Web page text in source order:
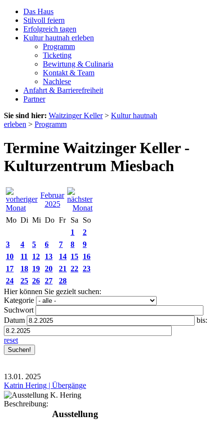
Das Haus
Stilvoll feiern
Erfolgreich tagen
Kultur hautnah erleben
Programm
Ticketing
Bewirtung & Culinaria
Kontakt & Team
Nachlese
Anfahrt & Barrierefreiheit
Partner
Sie sind hier: Waitzinger Keller> Kultur hautnah
erleben > Programm
Termine Waitzinger Keller -
Kulturzentrum Miesbach
Februar
2025
Mo Di Mi Do Fr Sa So
1
2
3
4 5 6 7 8
9
10
11 12 13 14 15 16
17
18 19 20 21 22 23
24
25 26 27
28
Hier können Sie gezielt suchen:
Kategorie
Suchwort
Datum
bis:
reset
13.01. 2025
Katrin Hering | Übergänge
Beschreibung:
Ausstellung